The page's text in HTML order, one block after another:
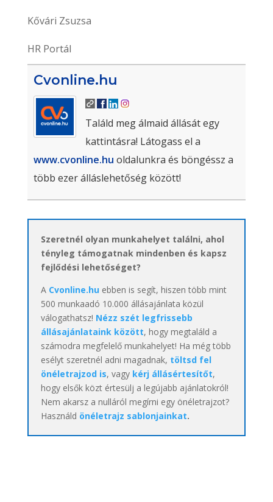
Kővári Zsuzsa
HR Portál
Cvonline.hu
Találd meg álmaid állását egy
kattintásra! Látogass el a
www.cvonline.hu oldalunkra és böngéssz a
több ezer álláslehetőség között!
Szeretnél olyan munkahelyet találni, ahol
tényleg támogatnak mindenben és kapsz
fejlődési lehetőséget?
A Cvonline.huebben is segít, hiszen több mint
500 munkaadó 10.000 állásajánlata közül
válogathatsz! Nézz szét legfrissebb
állásajánlataink között, hogy megtaláld a
számodra megfelelő munkahelyet! Ha még több
esélyt szeretnél adni magadnak, töltsd fel
önéletrajzod is, vagy kérj állásértesítőt,
hogy elsők közt értesülj a legújabb ajánlatokról!
Nem akarsz a nulláról megírni egy önéletrajzot?
Használd önéletrajz sablonjainkat.